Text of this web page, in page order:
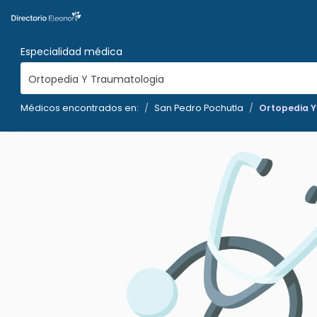
Especialidad médica
Ortopedia Y Traumatologia
Médicos encontrados en: San Pedro Pochutla Ortopedia